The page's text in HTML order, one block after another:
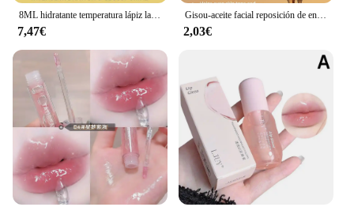
8ML hidratante temperatura lápiz labial líquido Color miel aceite de labios hidratante de larga duración labios nutritivos maquillaje cuidado
7,47€
Gisou-aceite facial reposición de envejecimiento, 26ml
2,03€